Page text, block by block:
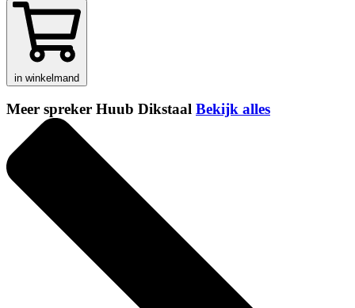
in winkelmand
Meer spreker Huub Dikstaal Bekijk alles